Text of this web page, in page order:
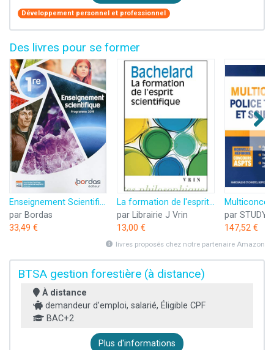
Développement personnel et professionnel
Des livres pour se former
Enseignement Scientifique 1re
par Bordas
33,49 €
La formation de l'esprit scientifique
par Librairie J Vrin
13,00 €
par
147,52 €
livres proposés chez notre partenaire Amazon
BTSA gestion forestière (à distance)
À distance
demandeur d’emploi, salarié, Éligible CPF
BAC+2
Plus d'informations